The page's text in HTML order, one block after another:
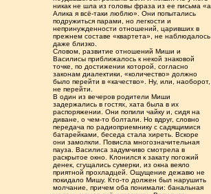
никак не шла из головы фраза из ее письма «а
Алика я всё-таки люблю». Они попытались
подружиться парами, но легкости и
непринужденности отношений, царивших в
прежнем составе «квартета», не наблюдалось
даже близко.
Словом, развитие отношений Миши и
Василисы приближалось к некой знаковой
точке, по достижении которой, согласно
законам диалектики, «количество» должно
было перейти в «качество». Ну, или, наоборот,
не перейти.
В один из вечеров родители Миши
задержались в гостях, хата была в их
распоряжении. Они попили чайку и, сидя на
диване, о чем-то болтали. Но вдруг, словно
передача по радиоприемнику с садящимися
батарейками, беседа стала хиреть. Вскоре
они замолкли. Повисла многозначительная
пауза. Василиса задумчиво смотрела в
раскрытое окно. Клонился к закату погожий
денек, сгущались сумерки, из окна веяло
приятной прохладцей. Ощущение дежавю не
покидало Мишу. Кто-то должен был нарушить
молчание, причем оба понимали: банальная